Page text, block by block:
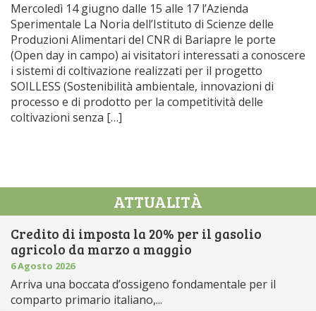
Mercoledì 14 giugno dalle 15 alle 17 l’Azienda
Sperimentale La Noria dell’Istituto di Scienze delle
Produzioni Alimentari del CNR di Bariapre le porte
(Open day in campo) ai visitatori interessati a conoscere
i sistemi di coltivazione realizzati per il progetto
SOILLESS (Sostenibilità ambientale, innovazioni di
processo e di prodotto per la competitività delle
coltivazioni senza […]
ATTUALITÀ
Credito di imposta la 20% per il gasolio
agricolo da marzo a maggio
6 Agosto 2026
Arriva una boccata d’ossigeno fondamentale per il
comparto primario italiano,...